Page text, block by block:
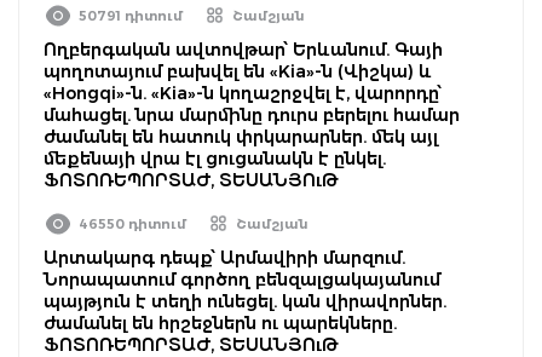
50791 դիտում Շամշյան
Ողբերգական ավտովթար՝ Երևանում. Գայի
պողոտայում բախվել են «Kia»-ն (Վիշկա) և
«Hongqi»-ն. «Kia»-ն կողաշրջվել է, վարորդը՝
մահացել. նրա մարմինը դուրս բերելու համար
ժամանել են հատուկ փրկարարներ. մեկ այլ
մեքենայի վրա էլ ցուցանակն է ընկել.
ՖՈՏՈՌԵՊՈՐՏԱԺ, ՏԵՍԱՆՅՈւԹ
46550 դիտում Շամշյան
Արտակարգ դեպք՝ Արմավիրի մարզում.
Նորապատում գործող բենզալցակայանում
պայթյուն է տեղի ունեցել. կան վիրավորներ.
ժամանել են հրշեջներն ու պարեկները.
ՖՈՏՈՌԵՊՈՐՏԱԺ, ՏԵՍԱՆՅՈւԹ